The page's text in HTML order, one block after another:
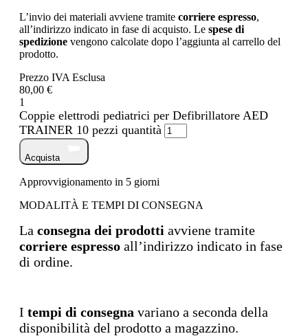
L’invio dei materiali avviene tramite corriere espresso,
all’indirizzo indicato in fase di acquisto. Le spese di
spedizione vengono calcolate dopo l’aggiunta al carrello del
prodotto.
Prezzo IVA Esclusa
80,00 €
1
Coppie elettrodi pediatrici per Defibrillatore AED
TRAINER 10 pezzi quantità
Acquista
Approvvigionamento in 5 giorni
MODALITÀ E TEMPI DI CONSEGNA
La consegna dei prodotti avviene tramite
corriere espresso all’indirizzo indicato in fase
di ordine.
I tempi di consegna variano a seconda della
disponibilità del prodotto a magazzino.